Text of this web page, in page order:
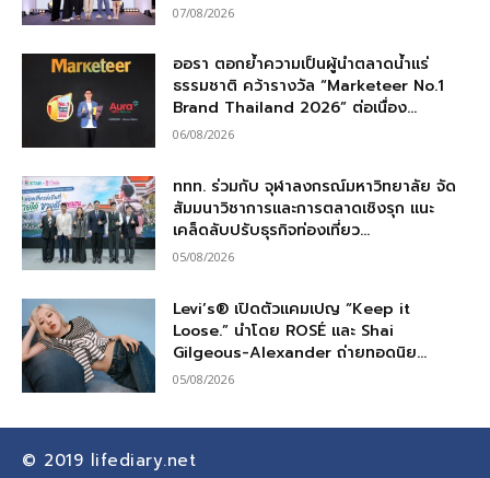
07/08/2026
ออรา ตอกย้ำความเป็นผู้นำตลาดน้ำแร่
ธรรมชาติ คว้ารางวัล “Marketeer No.1
Brand Thailand 2026” ต่อเนื่อง...
06/08/2026
ททท. ร่วมกับ จุฬาลงกรณ์มหาวิทยาลัย จัด
สัมมนาวิชาการและการตลาดเชิงรุก แนะ
เคล็ดลับปรับธุรกิจท่องเที่ยว...
05/08/2026
Levi’s® เปิดตัวแคมเปญ “Keep it
Loose.” นำโดย ROSÉ และ Shai
Gilgeous-Alexander ถ่ายทอดนิย...
05/08/2026
© 2019 lifediary.net